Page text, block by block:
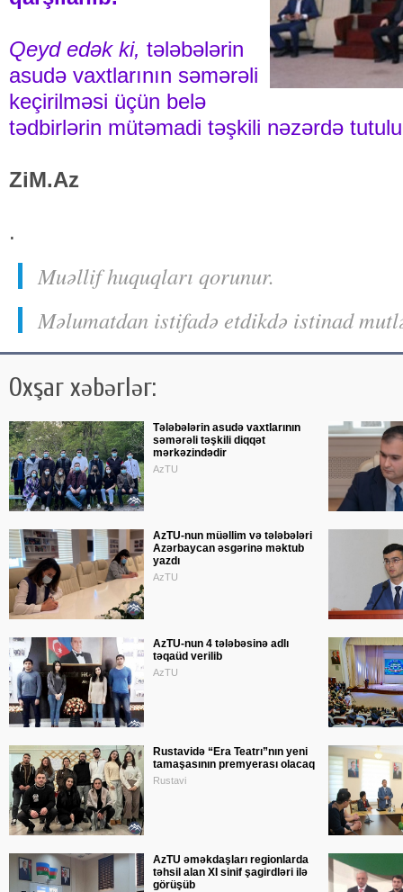
Qeyd edək ki, tələbələrin
asudə vaxtlarının səmərəli
keçirilməsi üçün belə
tədbirlərin mütəmadi təşkili nəzərdə
ZiM.Az
.
Muəllif huquqları qorunur.
Məlumatdan istifadə etdikdə istinad
Oxşar xəbərlər:
Tələbələrin asudə vaxtlarının
səmərəli təşkili diqqət
mərkəzindədir
AzTU
AzTU-nun müəllim və tələbələri
Azərbaycan əsgərinə məktub
yazdı
AzTU
AzTU-nun 4 tələbəsinə adlı
təqaüd verilib
AzTU
Rustavidə “Era Teatrı”nın yeni
tamaşasının premyerası olacaq
Rustavi
AzTU əməkdaşları regionlarda
təhsil alan XI sinif şagirdləri ilə
görüşüb